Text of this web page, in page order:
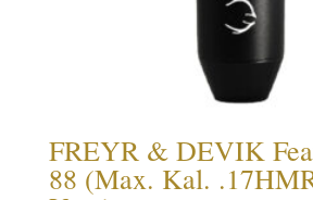
FREYR & DEVIK
88 (Max. Kal.